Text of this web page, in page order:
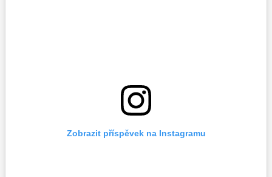
Zobrazit příspěvek na Instagramu